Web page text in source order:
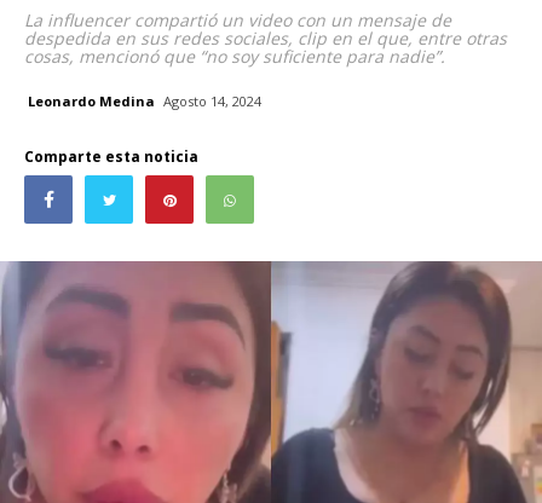
La influencer compartió un video con un mensaje de
despedida en sus redes sociales, clip en el que, entre otras
cosas, mencionó que “no soy suficiente para nadie”.
Leonardo Medina Agosto 14, 2024
Comparte esta noticia